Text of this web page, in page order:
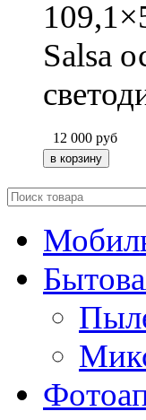
Salsa
12 000 руб